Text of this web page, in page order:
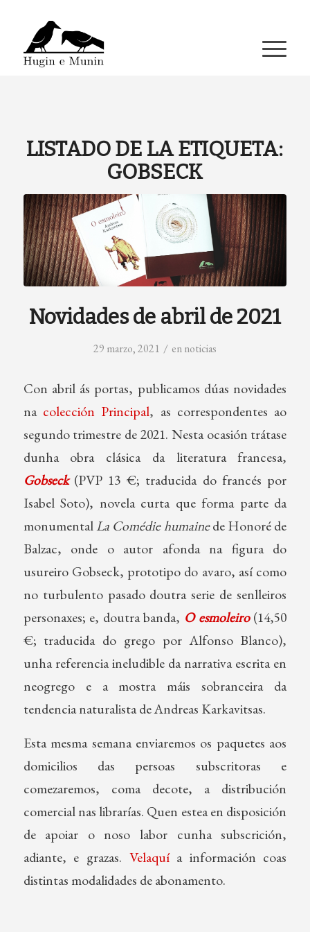
LISTADO DE LA ETIQUETA:
GOBSECK
Novidades de abril de 2021
29 marzo, 2021 / ennoticias
Con abril ás portas, publicamos dúas novidades
na colección Principal, as correspondentes ao
segundo trimestre de 2021. Nesta ocasión trátase
dunha obra clásica da literatura francesa,
Gobseck(PVP 13 €; traducida do francés por
Isabel Soto), novela curta que forma parte da
monumentalLa Comédie humainede Honoré de
Balzac, onde o autor afonda na figura do
usureiro Gobseck, prototipo do avaro, así como
no turbulento pasado doutra serie de senlleiros
personaxes; e, doutra banda, O esmoleiro(14,50
€; traducida do grego por Alfonso Blanco),
unha referencia ineludible da narrativa escrita en
neogrego e a mostra máis sobranceira da
tendencia naturalista de Andreas Karkavitsas.
Esta mesma semana enviaremos os paquetes aos
domicilios das persoas subscritoras e
comezaremos, coma decote, a distribución
comercial nas librarías. Quen estea en disposición
de apoiar o noso labor cunha subscrición,
adiante, e grazas. Velaquía información coas
distintas modalidades de abonamento.